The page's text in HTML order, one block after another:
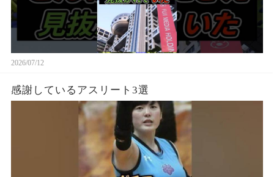
2026/07/12
感謝しているアスリート3選